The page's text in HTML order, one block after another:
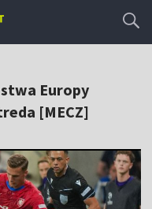
Europy
[MECZ]